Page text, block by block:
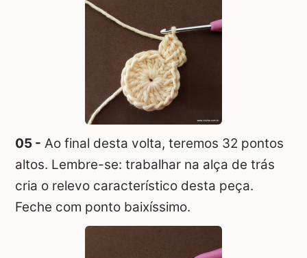
05 - Ao final desta volta, teremos 32 pontos
altos. Lembre-se: trabalhar na alça de trás
cria o relevo característico desta peça.
Feche com ponto baixíssimo.